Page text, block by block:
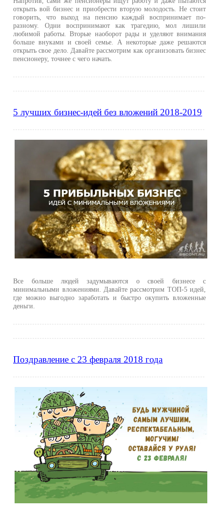
открыть вой бизнес и приобрести вторую молодость. Не стоит
говорить, что выход на пенсию каждый воспринимает по-
разному. Одни воспринимают как трагедию, мол лишили
любимой работы. Вторые наоборот рады и уделяют внимания
больше внуками и своей семье. А некоторые даже решаются
открыть свое дело. Давайте рассмотрим как организовать бизнес
пенсионеру, точнее с чего начать.
5 лучших бизнес-идей без вложений 2018-2019
Все больше людей задумываются о своей бизнесе с
минимальными вложениями. Давайте рассмотрим ТОП-5 идей,
где можно выгодно заработать и быстро окупить вложенные
деньги.
Поздравление с 23 февраля 2018 года